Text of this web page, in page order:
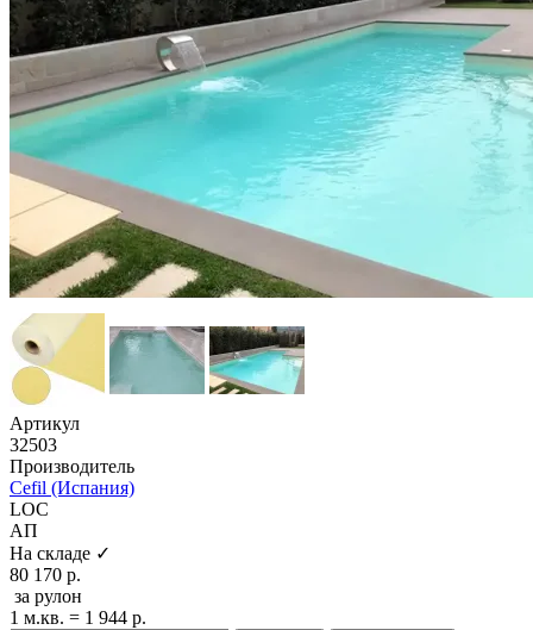
Артикул
32503
Производитель
Cefil (Испания)
LOC
АП
На складе ✓
80 170 р.
за рулон
1 м.кв. = 1 944 р.